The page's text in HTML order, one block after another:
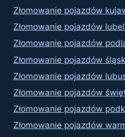
Złomowanie pojazdów
Złomowanie pojazdów
Złomowanie pojazdów
Złomowanie pojazdów
Złomowanie pojazdów
Złomowanie pojazdów
Złomowanie pojazdów
Złomowanie pojazdów